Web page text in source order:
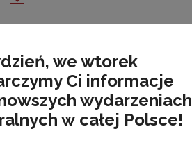
link will open in a new window
we wtorek
Ci informacje
wydarzeniach
w całej Polsce!